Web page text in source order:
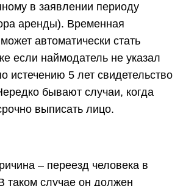
в заявлении периоду
аренды). Временная
автоматически стать
если наймодатель не указал
истечению 5 лет свидетельство
бывают случаи, когда
выписать лицо.
– переезд человека в
таком случае он должен